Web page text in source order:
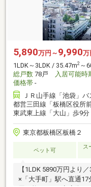
5,890万円～ 9,990万
1LDK～3LDK / 35.47m2 ～
総戸数 78戸 入居可能時
価格帯 -
ＪＲ山手線「池袋」
都営三田線「板橋区役所
東武東上線「大山」歩9分
東京都板橋区板橋２
ペット可
ス
【1LDK 5890万円より
×「大手町」駅へ直通17